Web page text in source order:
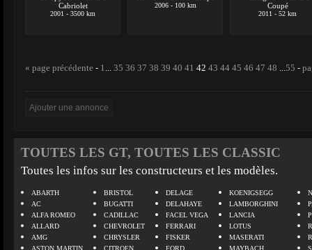
Cabriolet
2001 - 3500 km
2006 - 100 km
Coupé
2011 - 52 km
« page précédente - 1... 35 36 37 38 39 40 41 42 43 44 45 46 47 48 ...55 -
TOUTES LES GT, TOUTES LES CLASSIC
Toutes les infos sur les constructeurs et les modèles.
ABARTH
AC
ALFA ROMEO
ALLARD
AMG
ASTON MARTIN
BRISTOL
BUGATTI
CADILLAC
CHEVROLET
CHRYSLER
CITROEN
DELAGE
DELAHAYE
FACEL VEGA
FERRARI
FISKER
FORD
KOENIGSEGG
LAMBORGHINI
LANCIA
LOTUS
MASERATI
MAYBACH